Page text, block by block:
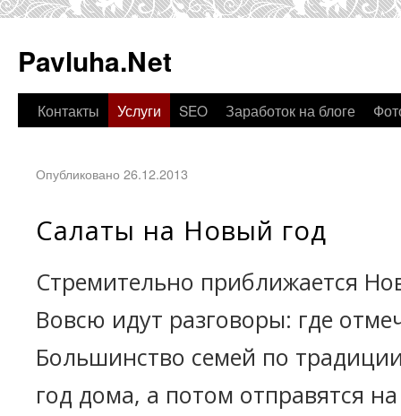
Pavluha.Net
Контакты Услуги SEO Заработок на блоге
Опубликовано 26.12.2013
Салаты на Новый год
Стремительно приближается
Вовсю идут разговоры: где
Большинство семей по
год дома, а потом отправятся